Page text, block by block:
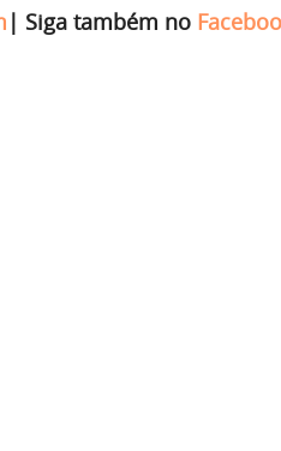
| Siga também no